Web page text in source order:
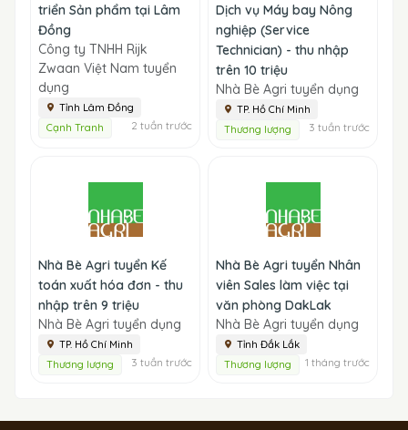
triển Sản phẩm tại Lâm
Đồng
Công ty TNHH Rijk
Zwaan Việt Nam tuyển
dụng
Tỉnh Lâm Đồng
Cạnh Tranh
2 tuần trước
Dịch vụ Máy bay Nông
nghiệp (Service
Technician) - thu nhập
trên 10 triệu
Nhà Bè Agri tuyển dụng
TP. Hồ Chí Minh
Thương lượng
3 tuần trước
Nhà Bè Agri tuyển Kế
toán xuất hóa đơn - thu
nhập trên 9 triệu
Nhà Bè Agri tuyển dụng
TP. Hồ Chí Minh
Thương lượng
3 tuần trước
Nhà Bè Agri tuyển Nhân
viên Sales làm việc tại
văn phòng DakLak
Nhà Bè Agri tuyển dụng
Tỉnh Đắk Lắk
Thương lượng
1 tháng trước